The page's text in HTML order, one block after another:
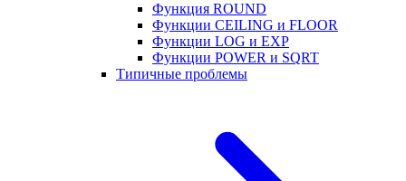
Функция ROUND
Функции CEILING и FLOOR
Функции LOG и EXP
Функции POWER и SQRT
Типичные проблемы